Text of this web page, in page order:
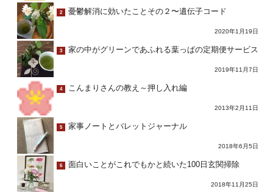
2 憂鬱解消に効いたことその２〜遺伝子コード
2020年1月19日
3 家の中がグリーンであふれる葉っぱの定期便サービス
2019年11月7日
4 こんまりさんの教え～押し入れ編
2013年2月11日
5 家事ノートとバレットジャーナル
2018年6月5日
6 面白いことがこれでもかと続いた100日玄関掃除
2018年11月25日